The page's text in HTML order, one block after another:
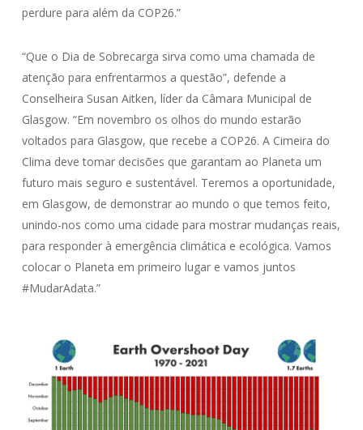
perdure para além da COP26.”
“Que o Dia de Sobrecarga sirva como uma chamada de
atenção para enfrentarmos a questão”, defende a
Conselheira Susan Aitken, líder da Câmara Municipal de
Glasgow. “Em novembro os olhos do mundo estarão
voltados para Glasgow, que recebe a COP26. A Cimeira do
Clima deve tomar decisões que garantam ao Planeta um
futuro mais seguro e sustentável. Teremos a oportunidade,
em Glasgow, de demonstrar ao mundo o que temos feito,
unindo-nos como uma cidade para mostrar mudanças reais,
para responder à emergência climática e ecológica. Vamos
colocar o Planeta em primeiro lugar e vamos juntos
#MudarAdata.”